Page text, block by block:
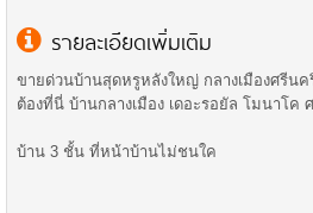
รายละเอียดเพิ่มเติม
ขายด่วนบ้านสุดหรูหลังใหญ่ กลางเมืองศรีน
ต้องที่นี่ บ้านกลางเมือง เดอะรอยัล โมนาโ
บ้าน 3 ชั้น ที่หน้าบ้านไม่ชนใค